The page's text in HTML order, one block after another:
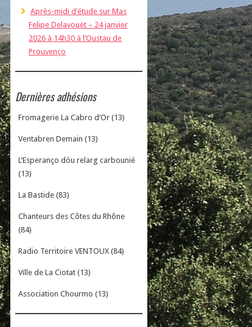
Après-midi d’étude sur Mas
Felipe Delavouët – 24 janvier
2026 à 14h30 à l’Oustau de
Prouvenço
Dernières adhésions
Fromagerie La Cabro d’Or (13)
Ventabren Demain (13)
L’Esperanço dóu relarg carbounié
(13)
La Bastide (83)
Chanteurs des Côtes du Rhône
(84)
Radio Territoire VENTOUX (84)
Ville de La Ciotat (13)
Association Chourmo (13)